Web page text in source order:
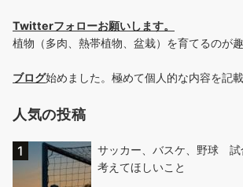
Twitterフォローお願いします。
植物（多肉、熱帯植物、盆栽）を育てるのが趣
ブログ始めました。極めて個人的な内容を記載
人気の投稿
サッカー、バスケ、野球 試
考えてほしいこと